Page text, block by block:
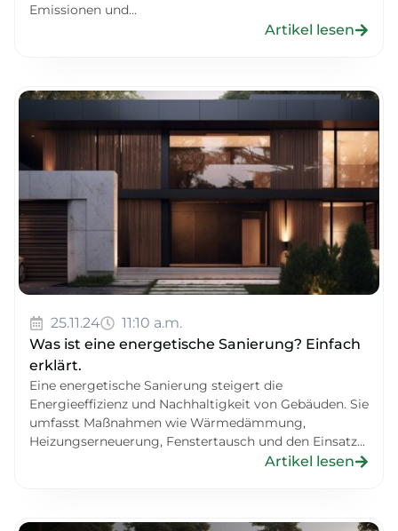
Emissionen und...
Artikel lesen
25.11.24
11:10 a.m.
Was ist eine energetische Sanierung? Einfach
erklärt.
Eine energetische Sanierung steigert die
Energieeffizienz und Nachhaltigkeit von Gebäuden. Sie
umfasst Maßnahmen wie Wärmedämmung,
Heizungserneuerung, Fenstertausch und den Einsatz...
Artikel lesen